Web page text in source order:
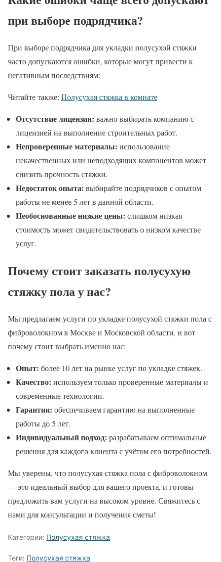
при выборе подрядчика?
При выборе подрядчика для укладки полусухой стяжки
часто допускаются ошибки, которые могут привести к
негативным последствиям:
Читайте также: Полусухая стяжка в комнате
Отсутствие лицензии: важно выбирать компанию с
лицензией на выполнение строительных работ.
Непроверенные материалы: использование
некачественных или неподходящих компонентов может
снизить прочность стяжки.
Недостаток опыта: выбирайте подрядчиков с опытом
работы не менее 5 лет в данной области.
Необоснованные низкие цены: слишком низкая
стоимость может свидетельствовать о низком качестве
услуг.
Почему стоит заказать полусухую
стяжку пола у нас?
Мы предлагаем услуги по укладке полусухой стяжки пола с
фиброволокном в Москве и Московской области, и вот
почему стоит выбрать именно нас:
Опыт: более 10 лет на рынке услуг по укладке стяжек.
Качество: используем только проверенные материалы и
современные технологии.
Гарантии: обеспечиваем гарантию на выполненные
работы до 5 лет.
Индивидуальный подход: разрабатываем оптимальные
решения для каждого клиента с учётом его потребностей.
Мы уверены, что полусухая стяжка пола с фиброволокном
— это идеальный выбор для вашего проекта, и готовы
предложить вам услуги на высоком уровне. Свяжитесь с
нами для консультации и получения сметы!
Категории: Полусухая стяжка
Теги: Полусухая стяжка